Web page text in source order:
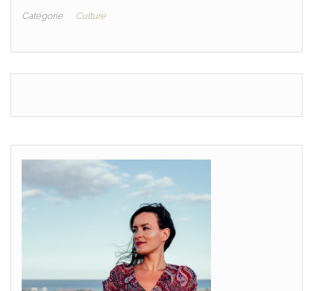
Catégorie Culture